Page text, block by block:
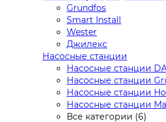
Grundfos
Smart Install
Wester
Джилекс
Насосные станции
Насосные станции
Насосные станции
Насосные станции
Насосные станции
Все категории (6)